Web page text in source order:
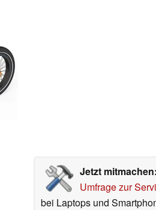
Jetzt mitmachen:
Umfrage zur
bei Laptops und